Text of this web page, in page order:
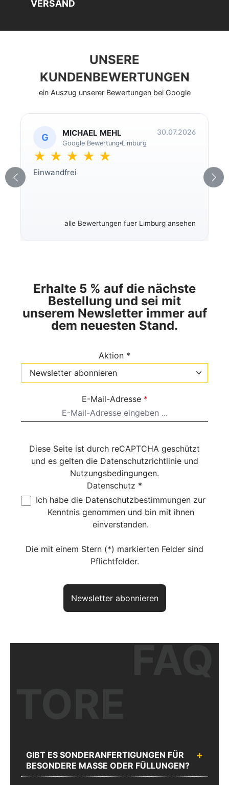
VERSAND
UNSERE
KUNDENBEWERTUNGEN
ein Auszug unserer Bewertungen bei Google
G MICHAEL MEHL 30.07.2026
Google Bewertung Limburg
★ ★ ★ ★ ★
Einwandfrei
alle Bewertungen fuer Limburg ansehen
Erhalte 5 % auf die nächste
Bestellung und sei mit
unserem Newsletter immer auf
dem neuesten Stand.
Aktion *
E-Mail-Adresse *
Diese Seite ist durch reCAPTCHA geschützt
und es gelten die Datenschutzrichtlinieund
Nutzungsbedingungen.
Datenschutz *
Ich habe die Datenschutzbestimmungen zur
Kenntnis genommen und bin mit ihnen
einverstanden.
Die mit einem Stern (*) markierten Felder sind
Pflichtfelder.
Newsletter abonnieren
FAQ
GIBT ES SONDERANFERTIGUNGEN FÜR
BESONDERE MASSE ODER FÜLLUNGEN?